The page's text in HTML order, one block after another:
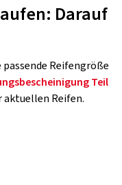
Darauf
Reifengröße
Teil
aktuellen Reifen.